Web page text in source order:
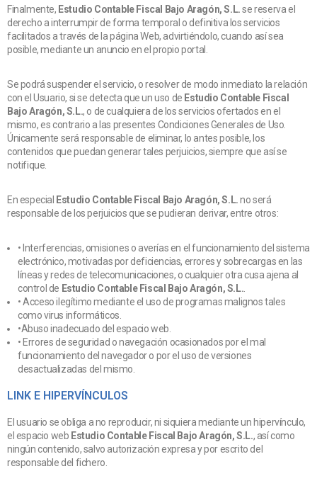
Finalmente, Estudio Contable Fiscal Bajo Aragón, S.L.se reserva el
derecho a interrumpir de forma temporal o definitiva los servicios
facilitados a través de la página Web, advirtiéndolo, cuando así sea
posible, mediante un anuncio en el propio portal.
Se podrá suspender el servicio, o resolver de modo inmediato la relación
con el Usuario, si se detecta que un uso de Estudio Contable Fiscal
Bajo Aragón, S.L., o de cualquiera de los servicios ofertados en el
mismo, es contrario a las presentes Condiciones Generales de Uso.
Únicamente será responsable de eliminar, lo antes posible, los
contenidos que puedan generar tales perjuicios, siempre que así se
notifique.
En especial Estudio Contable Fiscal Bajo Aragón, S.L.no será
responsable de los perjuicios que se pudieran derivar, entre otros:
• Interferencias, omisiones o averías en el funcionamiento del sistema
electrónico, motivadas por deficiencias, errores y sobrecargas en las
líneas y redes de telecomunicaciones, o cualquier otra cusa ajena al
control de Estudio Contable Fiscal Bajo Aragón, S.L..
• Acceso ilegítimo mediante el uso de programas malignos tales
como virus informáticos.
•Abuso inadecuado del espacio web.
• Errores de seguridad o navegación ocasionados por el mal
funcionamiento del navegador o por el uso de versiones
desactualizadas del mismo.
LINK E HIPERVÍNCULOS
El usuario se obliga a no reproducir, ni siquiera mediante un hipervínculo,
el espacio web Estudio Contable Fiscal Bajo Aragón, S.L., así como
ningún contenido, salvo autorización expresa y por escrito del
responsable del fichero.